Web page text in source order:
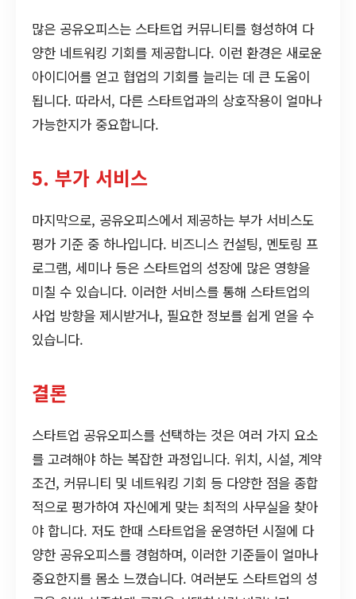
많은 공유오피스는 스타트업 커뮤니티를 형성하여 다
양한 네트워킹 기회를 제공합니다. 이런 환경은 새로운
아이디어를 얻고 협업의 기회를 늘리는 데 큰 도움이
됩니다. 따라서, 다른 스타트업과의 상호작용이 얼마나
가능한지가 중요합니다.
5. 부가 서비스
마지막으로, 공유오피스에서 제공하는 부가 서비스도
평가 기준 중 하나입니다. 비즈니스 컨설팅, 멘토링 프
로그램, 세미나 등은 스타트업의 성장에 많은 영향을
미칠 수 있습니다. 이러한 서비스를 통해 스타트업의
사업 방향을 제시받거나, 필요한 정보를 쉽게 얻을 수
있습니다.
결론
스타트업 공유오피스를 선택하는 것은 여러 가지 요소
를 고려해야 하는 복잡한 과정입니다. 위치, 시설, 계약
조건, 커뮤니티 및 네트워킹 기회 등 다양한 점을 종합
적으로 평가하여 자신에게 맞는 최적의 사무실을 찾아
야 합니다. 저도 한때 스타트업을 운영하던 시절에 다
양한 공유오피스를 경험하며, 이러한 기준들이 얼마나
중요한지를 몸소 느꼈습니다. 여러분도 스타트업의 성